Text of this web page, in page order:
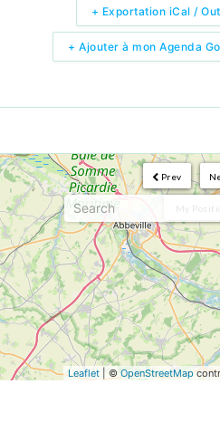
+ Ajouter à mon Agenda
+ Exportation iCal /
Prev
My
Leaflet| ©OpenStreetMap